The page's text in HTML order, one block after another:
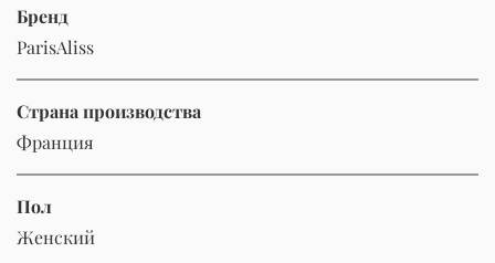
Бренд
ParisAliss
Страна производства
Франция
Пол
Женский